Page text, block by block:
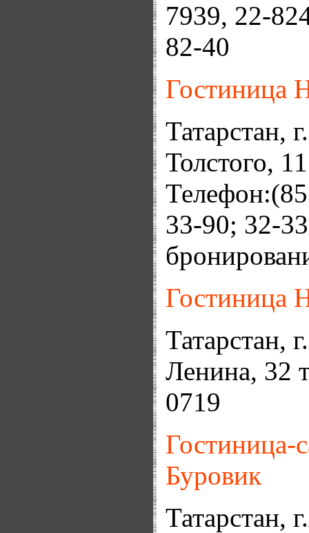
7939, 22-
82-40
Гостиница
Татарстан,
Толстого, 11
33-90; 32-
Гостиница
Татарстан,
Ленина, 32
0719
Гостиница-
Буровик
Татарстан,